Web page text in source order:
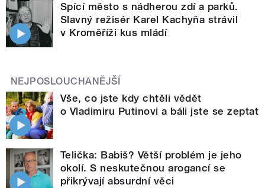
Spící město s nádherou zdí a parků.
Slavný režisér Karel Kachyňa strávil
v Kroměříži kus mládí
NEJPOSLOUCHANĚJŠÍ
Vše, co jste kdy chtěli vědět
o Vladimiru Putinovi a báli jste se zeptat
Telička: Babiš? Větší problém je jeho
okolí. S neskutečnou arogancí se
přikrývají absurdní věci